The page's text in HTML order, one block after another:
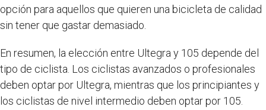
opción para aquellos que quieren una bicicleta de calidad
sin tener que gastar demasiado.
En resumen, la elección entre Ultegra y 105 depende del
tipo de ciclista. Los ciclistas avanzados o profesionales
deben optar por Ultegra, mientras que los principiantes y
los ciclistas de nivel intermedio deben optar por 105.